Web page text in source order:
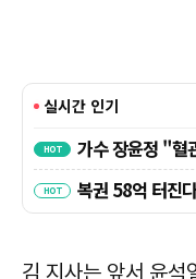
김 지사는 앞서 윤석